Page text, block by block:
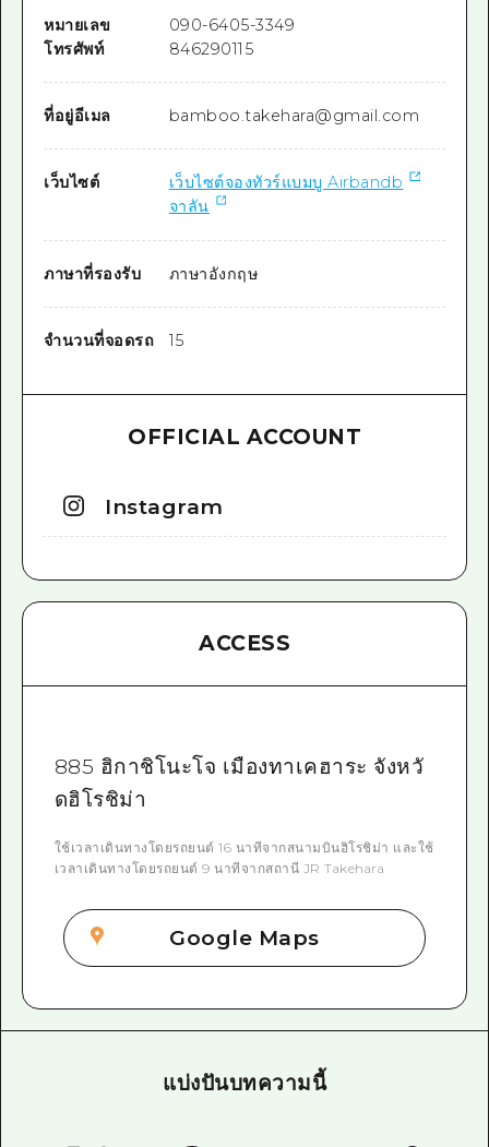
หมายเลข
โทรศัพท์
090-6405-3349
846290115
ที่อยู่อีเมล bamboo.takehara@gmail.com
เว็บไซต์
เว็บไซต์จองทัวร์แบมบู Airbandb
จาลัน
ภาษาที่รองรับ ภาษาอังกฤษ
จำนวนที่จอดรถ 15
OFFICIAL ACCOUNT
Instagram
ACCESS
885 ฮิกาชิโนะโจ เมืองทาเคฮาระ จังหวั
ดฮิโรชิม่า
ใช้เวลาเดินทางโดยรถยนต์ 16 นาทีจากสนามบินฮิโรชิม่า และใช้
เวลาเดินทางโดยรถยนต์ 9 นาทีจากสถานี JR Takehara
Google Maps
แบ่งปันบทความนี้